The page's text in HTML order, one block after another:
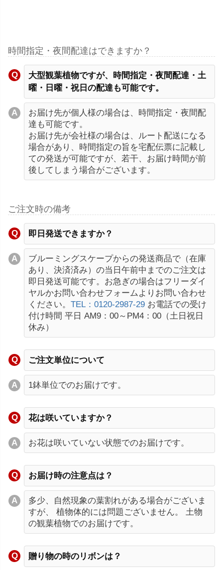
時間指定・夜間配達はできますか？
大型観葉植物ですが、時間指定・夜間配達・土
曜・日曜・祝日の配達も可能です。
お届け先が個人様の場合は、時間指定・夜間配
達も可能です。
お届け先が会社様の場合は、ルート配送になる
場合があり、時間指定の旨を宅配伝票に記載し
ての発送が可能ですが、若干、お届け時間が前
後してしまう場合がございます。
ご注文時の備考
即日発送できますか？
ブルーミングスケープからの発送商品で（在庫
あり、決済済み）の当日午前中までのご注文は
即日発送可能です。お急ぎの場合はフリーダイ
ヤルかお問い合わせフォームよりお問い合わせ
ください。 TEL：0120-2987-29 お電話での受け
付け時間 平日 AM9：00～PM4：00（土日祝日
休み）
ご注文単位について
1鉢単位でのお届けです。
花は咲いていますか？
お花は咲いていない状態でのお届けです。
お届け時の注意点は？
多少、自然現象の葉割れがある場合がございま
すが、 植物体的には問題ございません。 土物
の観葉植物でのお届けです。
贈り物の時のリボンは？